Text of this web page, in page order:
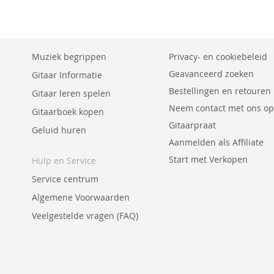
Muziek begrippen
Gitaar Informatie
Gitaar leren spelen
Gitaarboek kopen
Geluid huren
Hulp en Service
Service centrum
Algemene Voorwaarden
Veelgestelde vragen (FAQ)
Privacy- en cookiebeleid
Geavanceerd zoeken
Bestellingen en retouren
Neem contact met ons op
Gitaarpraat
Aanmelden als Affiliate
Start met Verkopen